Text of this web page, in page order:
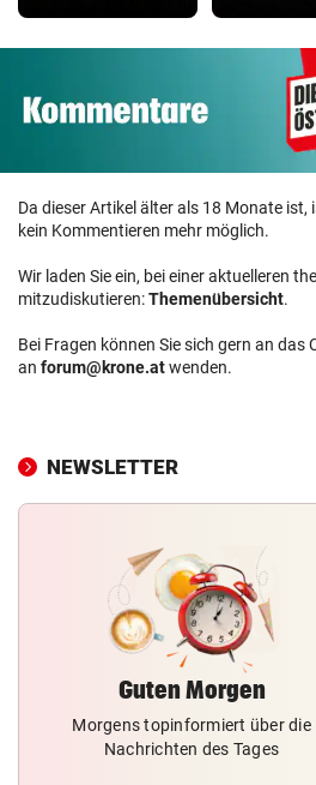
Da dieser Artikel älter als 18 Monate
kein Kommentieren mehr möglich.
Wir laden Sie ein, bei einer aktuelleren
mitzudiskutieren:Themenübersicht.
Bei Fragen können Sie sich gern an das
an forum@krone.atwenden.
NEWSLETTER
Guten Morgen
Morgens topinformiert über die
Nachrichten des Tages